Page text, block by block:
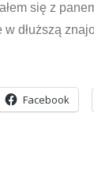
się z
dłuższą
Facebook